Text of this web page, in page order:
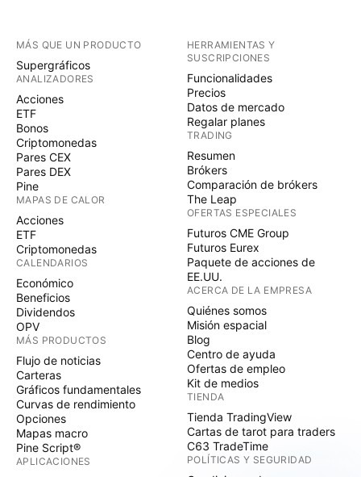
MÁS QUE UN PRODUCTO
Supergráficos
ANALIZADORES
Acciones
ETF
Bonos
Criptomonedas
Pares CEX
Pares DEX
Pine
MAPAS DE CALOR
Acciones
ETF
Criptomonedas
CALENDARIOS
Económico
Beneficios
Dividendos
OPV
MÁS PRODUCTOS
Flujo de noticias
Carteras
Gráficos fundamentales
Curvas de rendimiento
Opciones
Mapas macro
Pine Script®
APLICACIONES
HERRAMIENTAS Y
SUSCRIPCIONES
Funcionalidades
Precios
Datos de mercado
Regalar planes
TRADING
Resumen
Brókers
Comparación de brókers
The Leap
OFERTAS ESPECIALES
Futuros CME Group
Futuros Eurex
Paquete de acciones de
EE.UU.
ACERCA DE LA EMPRESA
Quiénes somos
Misión espacial
Blog
Centro de ayuda
Ofertas de empleo
Kit de medios
TIENDA
Tienda TradingView
Cartas de tarot para traders
C63 TradeTime
POLÍTICAS Y SEGURIDAD